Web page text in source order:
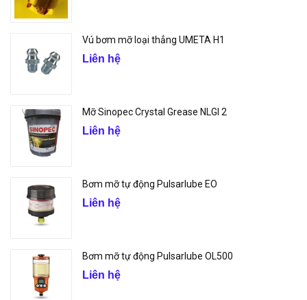
Vú bơm mỡ loại thẳng UMETA H1
Liên hệ
Mỡ Sinopec Crystal Grease NLGI 2
Liên hệ
Bơm mỡ tự động Pulsarlube EO
Liên hệ
Bơm mỡ tự động Pulsarlube OL500
Liên hệ